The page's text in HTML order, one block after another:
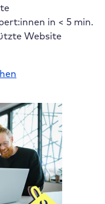
in < 5 min.
Website